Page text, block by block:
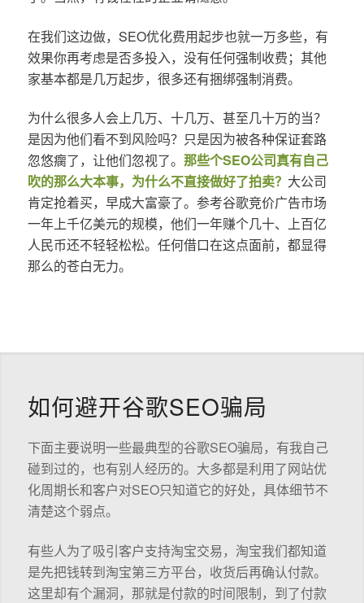
在我们这边做，SEO优化费用起步也就一万多些，有
效果你再考虑是否多投入，没有任何强制收费；其他
家基本都是几万起步，很多还有捆绑强制消费。
为什么很多人会上几万、十几万、甚至几十万的当？
是因为他们看不到风险吗？只是因为被各种保证套路
忽悠瘸了，让他们忽视了。 那些个SEO公司真有自己
吹的那么大本事，为什么不直接做好了拍卖？ 大公司
肯定抢着买，早成大富豪了。参考谷歌竞价广告市场
一年上千亿美元的规模，他们一年赚个几十、上百亿
人民币还不轻轻松松。任何借口在这点面前，都显得
那么的苍白无力。
如何避开谷歌SEO骗局
下面主要说明一些最典型的谷歌SEO骗局，有我自己
碰到过的，也有别人经历的。大多都是利用了网站优
化周期长和客户对SEO只知道它的好处，具体细节不
清楚这个弱点。
有些人为了吸引客户支持淘宝交易，淘宝我们都知道
是先把钱转到淘宝第三方平台，收货后再确认付款。
这里却有个漏洞，那就是付款的时间限制，到了付款